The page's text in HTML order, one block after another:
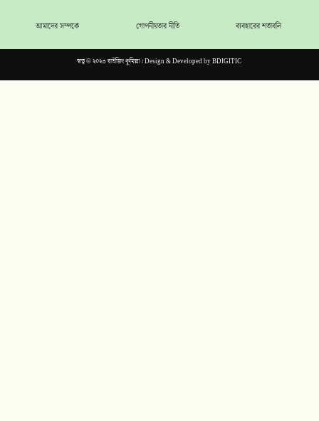
আমাদের সম্পর্কে গোপনীয়তার নীতি ব্যবহারের শর্তাবলি
স্বত্ব © ২০২৩ রাইজিং কুমিল্লা। Design & Developed byBDIGITIC